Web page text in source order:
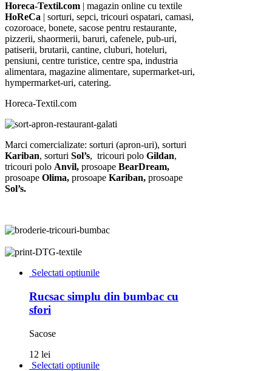
Horeca-Textil.com | magazin online cu textile
HoReCa | sorturi, sepci, tricouri ospatari, camasi,
cozoroace, bonete, sacose pentru restaurante,
pizzerii, shaormerii, baruri, cafenele, pub-uri,
patiserii, brutarii, cantine, cluburi, hoteluri,
pensiuni, centre turistice, centre spa, industria
alimentara, magazine alimentare, supermarket-uri,
hympermarket-uri, catering.
Horeca-Textil.com
Marci comercializate: sorturi (apron-uri), sorturi
Kariban, sorturi Sol’s, tricouri polo Gildan,
tricouri polo Anvil, prosoape BearDream,
prosoape Olima, prosoape Kariban, prosoape
Sol’s.
Selectati optiunile
Rucsac simplu din bumbac cu
sfori
Sacose
12 lei
Selectati optiunile